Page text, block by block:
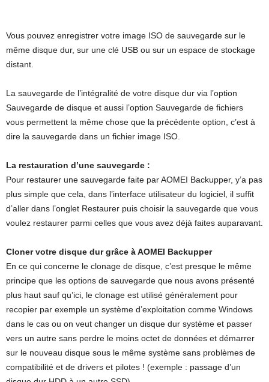
Vous pouvez enregistrer votre image ISO de sauvegarde sur le
même disque dur, sur une clé USB ou sur un espace de stockage
distant.
La sauvegarde de l’intégralité de votre disque dur via l’option
Sauvegarde de disque et aussi l’option Sauvegarde de fichiers
vous permettent la même chose que la précédente option, c’est à
dire la sauvegarde dans un fichier image ISO.
La restauration d’une sauvegarde :
Pour restaurer une sauvegarde faite par AOMEI Backupper, y’a pas
plus simple que cela, dans l’interface utilisateur du logiciel, il suffit
d’aller dans l’onglet Restaurer puis choisir la sauvegarde que vous
voulez restaurer parmi celles que vous avez déjà faites auparavant.
Cloner votre disque dur grâce à AOMEI Backupper
En ce qui concerne le clonage de disque, c’est presque le même
principe que les options de sauvegarde que nous avons présenté
plus haut sauf qu’ici, le clonage est utilisé généralement pour
recopier par exemple un système d’exploitation comme Windows
dans le cas ou on veut changer un disque dur système et passer
vers un autre sans perdre le moins octet de données et démarrer
sur le nouveau disque sous le même système sans problèmes de
compatibilité et de drivers et pilotes ! (exemple : passage d’un